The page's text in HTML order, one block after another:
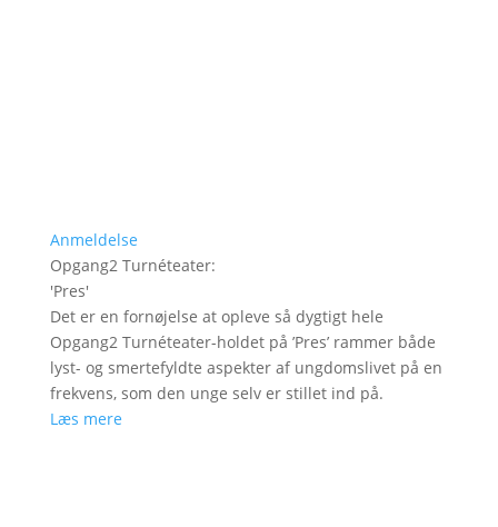
Anmeldelse
Opgang2 Turnéteater:
'Pres'
Det er en fornøjelse at opleve så dygtigt hele
Opgang2 Turnéteater-holdet på ’Pres’ rammer både
lyst- og smertefyldte aspekter af ungdomslivet på en
frekvens, som den unge selv er stillet ind på.
Læs mere